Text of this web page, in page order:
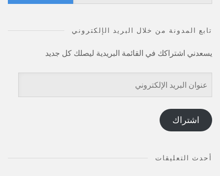
عن:
تابع المدونة من خلال البريد الإلكتروني
يسعدني اشتراكك في القائمة البريدية ليصلك كل جديد
عنوان
البريد
الإلكتروني
اشتراك
أحدث التعليقات